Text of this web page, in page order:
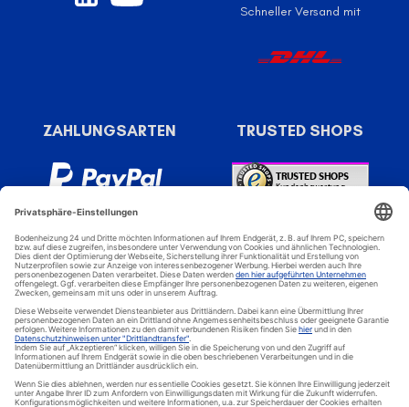
Schneller Versand mit
ZAHLUNGSARTEN TRUSTED SHOPS